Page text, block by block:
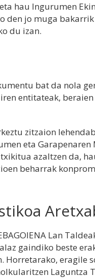
hau Ingurumen
den jo muga
du izan.
bat da nola
entitateak,
zitzaion
eta Garapenaren
azaltzen da,
beharrak
Lan
gaindiko beste
eragile